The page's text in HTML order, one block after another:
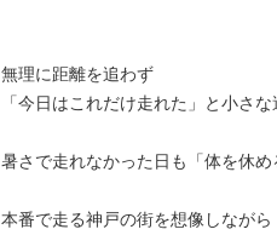
無理に距離を追わず
「今日はこれだけ走れた」と小さ
暑さで走れなかった日も「体を休め
本番で走る神戸の街を想像しなが